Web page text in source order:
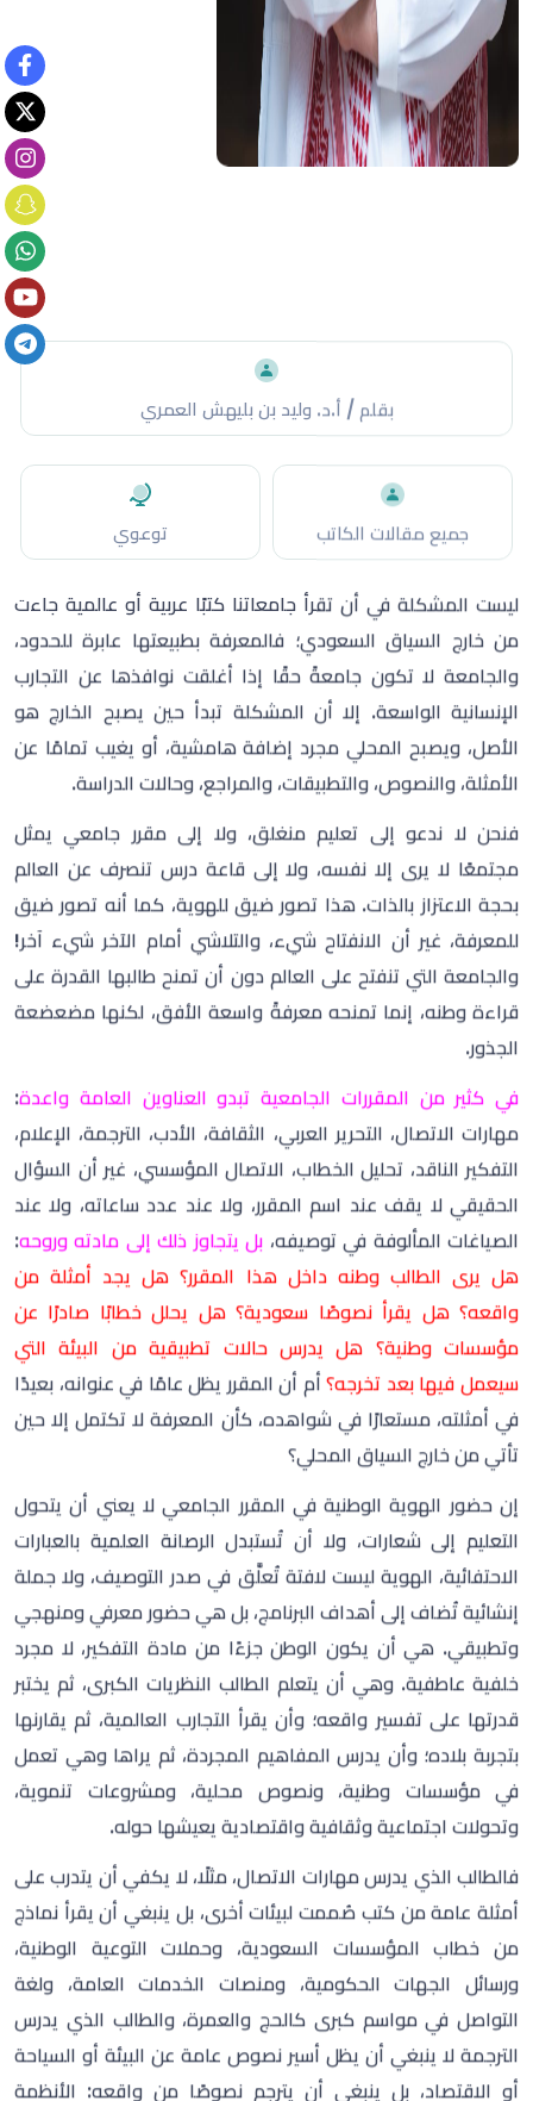
بقلم / أ.د. وليد بن بليهش العمري
ليست المشكلة في أن تقرأ جامعاتنا كتبًا عربية أو عالمية جاءت
من خارج السياق السعودي؛ فالمعرفة بطبيعتها عابرة للحدود،
والجامعة لا تكون جامعةً حقًا إذا أغلقت نوافذها عن التجارب
الإنسانية الواسعة. إلا أن المشكلة تبدأ حين يصبح الخارج هو
الأصل، ويصبح المحلي مجرد إضافة هامشية، أو يغيب تمامًا عن
الأمثلة، والنصوص، والتطبيقات، والمراجع، وحالات الدراسة.
مجتمعًا لا يرى إلا نفسه، ولا إلى قاعة درس تنصرف عن العالم
بحجة الاعتزاز بالذات. هذا تصور ضيق للهوية، كما أنه تصور ضيق
للمعرفة، غير أن الانفتاح شيء، والتلاشي أمام الآخر شيء آخر!
والجامعة التي تنفتح على العالم دون أن تمنح طالبها القدرة على
قراءة وطنه، إنما تمنحه معرفةً واسعة الأفق، لكنها مضعضعة
الجذور.
في كثير من المقررات الجامعية تبدو العناوين العامة واعدة:
مهارات الاتصال، التحرير العربي، الثقافة، الأدب، الترجمة، الإعلام،
التفكير الناقد، تحليل الخطاب، الاتصال المؤسسي، غير أن السؤال
الحقيقي لا يقف عند اسم المقرر، ولا عند عدد ساعاته، ولا عند
الصياغات المألوفة في توصيفه،بل يتجاوز ذلك إلى مادته وروحه:
هل يرى الطالب وطنه داخل هذا المقرر؟ هل يجد أمثلة من
واقعه؟ هل يقرأ نصوصًا سعودية؟ هل يحلل خطابًا صادرًا عن
مؤسسات وطنية؟ هل يدرس حالات تطبيقية من البيئة التي
سيعمل فيها بعد تخرجه؟أم أن المقرر يظل عامًا في عنوانه، بعيدًا
في أمثلته، مستعارًا في شواهده، كأن المعرفة لا تكتمل إلا حين
تأتي من خارج السياق المحلي؟
إن حضور الهوية الوطنية في المقرر الجامعي لا يعني أن يتحول
التعليم إلى شعارات، ولا أن تُستبدل الرصانة العلمية بالعبارات
الاحتفائية، الهوية ليست لافتة تُعلَّق في صدر التوصيف، ولا جملة
إنشائية تُضاف إلى أهداف البرنامج، بل هي حضور معرفي ومنهجي
وتطبيقي. هي أن يكون الوطن جزءًا من مادة التفكير، لا مجرد
خلفية عاطفية. وهي أن يتعلم الطالب النظريات الكبرى، ثم يختبر
قدرتها على تفسير واقعه؛ وأن يقرأ التجارب العالمية، ثم يقارنها
بتجربة بلاده؛ وأن يدرس المفاهيم المجردة، ثم يراها وهي تعمل
في مؤسسات وطنية، ونصوص محلية، ومشروعات تنموية،
وتحولات اجتماعية وثقافية واقتصادية يعيشها حوله.
فالطالب الذي يدرس مهارات الاتصال، مثلًا، لا يكفي أن يتدرب على
أمثلة عامة من كتب صُممت لبيئات أخرى، بل ينبغي أن يقرأ نماذج
من خطاب المؤسسات السعودية، وحملات التوعية الوطنية،
ورسائل الجهات الحكومية، ومنصات الخدمات العامة، ولغة
التواصل في مواسم كبرى كالحج والعمرة، والطالب الذي يدرس
الترجمة لا ينبغي أن يظل أسير نصوص عامة عن البيئة أو السياحة
أو الاقتصاد، بل ينبغي أن يترجم نصوصًا من واقعه: الأنظمة
السعودية، والمبادرات الثقافية، وخدمات ضيوف الرحمن،
والسياحة الدينية، والهوية البصرية، والتراث، والبرامج الوطنية،
والمشروعات الكبرى، والطالب الذي يدرس الأدب لا يصح أن يعرف
خريطة الأدب العربي والعالمي ثم يخرج وهو لا يعرف خريطة الأدب
السعودي، ولا تحولات الرواية والشعر والنقد في بلاده.
المحتوى المحلي ليس ترفًا أكاديميًا، ولا مطلبًا شكليًا لإرضاء لجان